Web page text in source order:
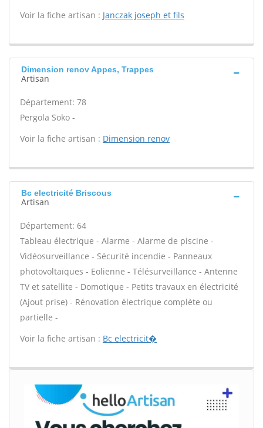
Voir la fiche artisan : Janczak joseph et fils
Dimension renov Appes, Trappes
Artisan
Département: 78
Pergola Soko -
Voir la fiche artisan : Dimension renov
Bc electricité Briscous
Artisan
Département: 64
Tableau électrique - Alarme - Alarme de piscine -
Vidéosurveillance - Sécurité incendie - Panneaux
photovoltaïques - Eolienne - Télésurveillance - Antenne
TV et satellite - Domotique - Petits travaux en électricité
(Ajout prise) - Rénovation électrique complète ou
partielle -
Voir la fiche artisan : Bc electricit�